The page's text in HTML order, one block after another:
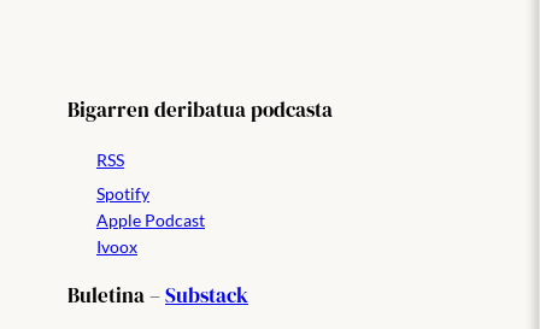
Bigarren deribatua podcasta
RSS
Spotify
Apple Podcast
Ivoox
Buletina –Substack